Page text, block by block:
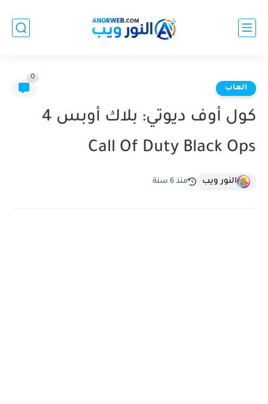
العاب
0
كول أوف ديوتي: بلاك أوبس 4
Call Of Duty Black Ops
النور ويب منذ 6 سنة